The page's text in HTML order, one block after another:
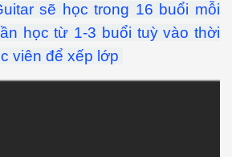
sẽ học trong 16 buổi mỗi
học từ 1-3 buổi tuỳ vào thời
viên để xếp lớp